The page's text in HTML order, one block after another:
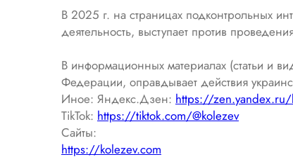
В 2025 г. на страницах подконтрольных
деятельность, выступает против
В информационных материалах (статьи и
Федерации, оправдывает действия
Иное: Яндекс.Дзен: https://zen.yandex.ru/
TikTok: https://tiktok.com/@kolezev
Сайты:
https://kolezev.com